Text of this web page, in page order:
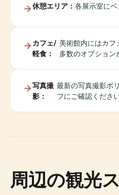
休憩エリア： 各展示室にベ
カフェ/
軽食：
美術館内にはカフ
多数のオプション
写真撮
影：
最新の写真撮影ポ
フにご確認ください
周辺の観光